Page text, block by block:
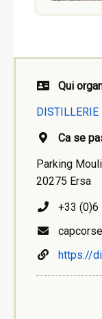
Qui
DISTILLERIE
Ca se
Parking
20275 Ersa
+33 (0)6
https://